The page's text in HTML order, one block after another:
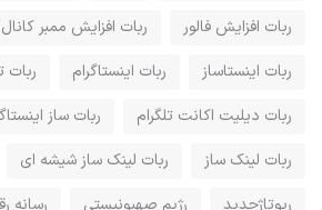
ربات افزایش فالور
ربات افزایش ممبر کانال
ربات اینستاساز
ربات اینستاگرام
ربات
ربات دیلیت اکانت تلگرام
ربات ساز
ربات لینک ساز
ربات لینک ساز شیشه ای
رپوتاژجدید
رژیم صهیونیستی
رسانه